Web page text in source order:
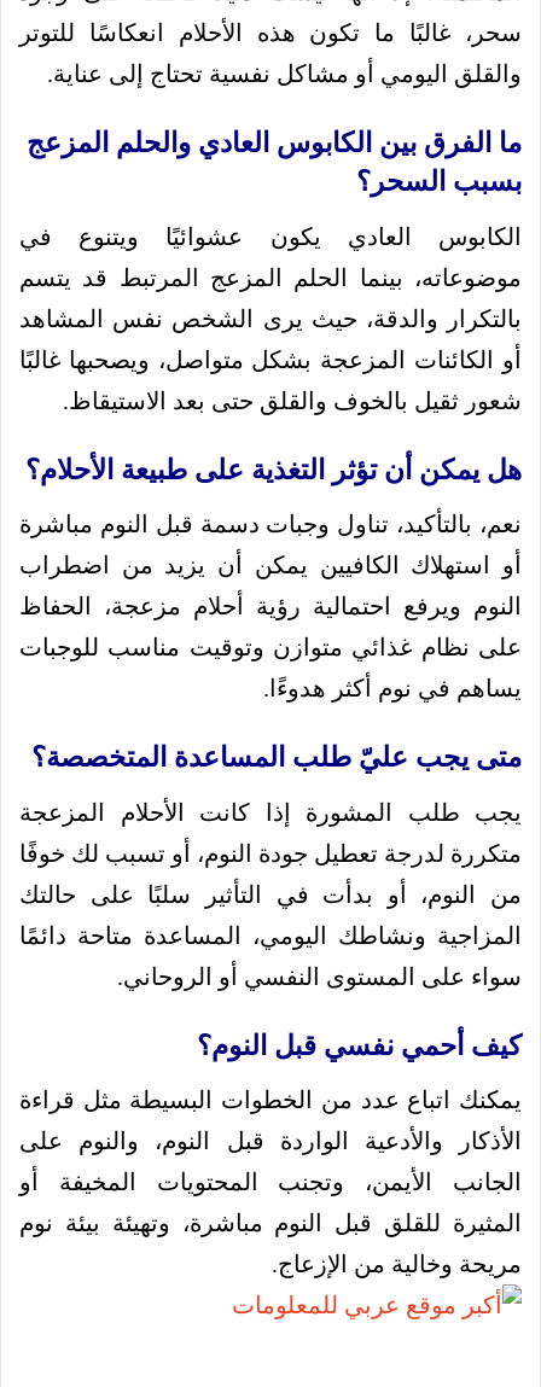
سحر، غالبًا ما تكون هذه الأحلام انعكاسًا للتوتر
والقلق اليومي أو مشاكل نفسية تحتاج إلى عناية.
ما الفرق بين الكابوس العادي والحلم المزعج
بسبب السحر؟
الكابوس العادي يكون عشوائيًا ويتنوع في
موضوعاته، بينما الحلم المزعج المرتبط قد يتسم
بالتكرار والدقة، حيث يرى الشخص نفس المشاهد
أو الكائنات المزعجة بشكل متواصل، ويصحبها غالبًا
شعور ثقيل بالخوف والقلق حتى بعد الاستيقاظ.
هل يمكن أن تؤثر التغذية على طبيعة الأحلام؟
نعم، بالتأكيد، تناول وجبات دسمة قبل النوم مباشرة
أو استهلاك الكافيين يمكن أن يزيد من اضطراب
النوم ويرفع احتمالية رؤية أحلام مزعجة، الحفاظ
على نظام غذائي متوازن وتوقيت مناسب للوجبات
يساهم في نوم أكثر هدوءًا.
متى يجب عليّ طلب المساعدة المتخصصة؟
يجب طلب المشورة إذا كانت الأحلام المزعجة
متكررة لدرجة تعطيل جودة النوم، أو تسبب لك خوفًا
من النوم، أو بدأت في التأثير سلبًا على حالتك
المزاجية ونشاطك اليومي، المساعدة متاحة دائمًا
سواء على المستوى النفسي أو الروحاني.
كيف أحمي نفسي قبل النوم؟
يمكنك اتباع عدد من الخطوات البسيطة مثل قراءة
الأذكار والأدعية الواردة قبل النوم، والنوم على
الجانب الأيمن، وتجنب المحتويات المخيفة أو
المثيرة للقلق قبل النوم مباشرة، وتهيئة بيئة نوم
مريحة وخالية من الإزعاج.